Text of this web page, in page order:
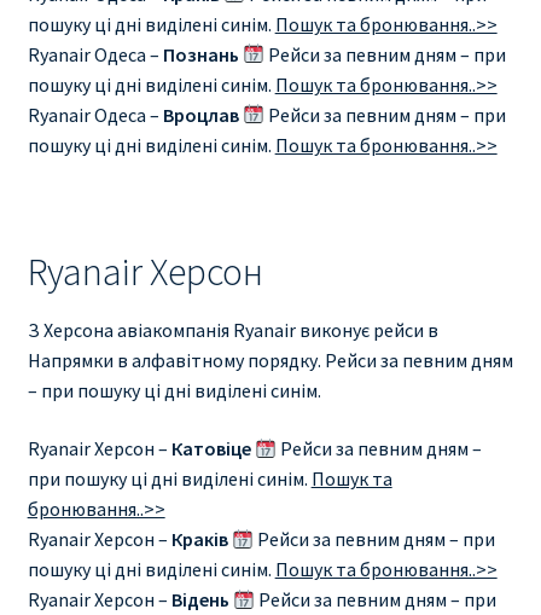
пошуку ці дні виділені синім. Пошук та бронювання..>>
Ryanair Одеса – Познань
Рейси за певним дням – при
пошуку ці дні виділені синім. Пошук та бронювання..>>
Ryanair Одеса – Вроцлав
Рейси за певним дням – при
пошуку ці дні виділені синім. Пошук та бронювання..>>
Ryanair Херсон
З Херсона авіакомпанія Ryanair виконує рейси в
Напрямки в алфавітному порядку. Рейси за певним дням
– при пошуку ці дні виділені синім.
Ryanair Херсон – Катовіце
Рейси за певним дням –
при пошуку ці дні виділені синім. Пошук та
бронювання..>>
Ryanair Херсон – Краків
Рейси за певним дням – при
пошуку ці дні виділені синім. Пошук та бронювання..>>
Ryanair Херсон – Відень
Рейси за певним дням – при